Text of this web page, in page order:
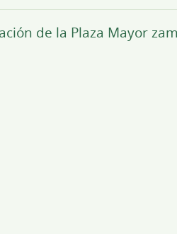
de la Plaza Mayor